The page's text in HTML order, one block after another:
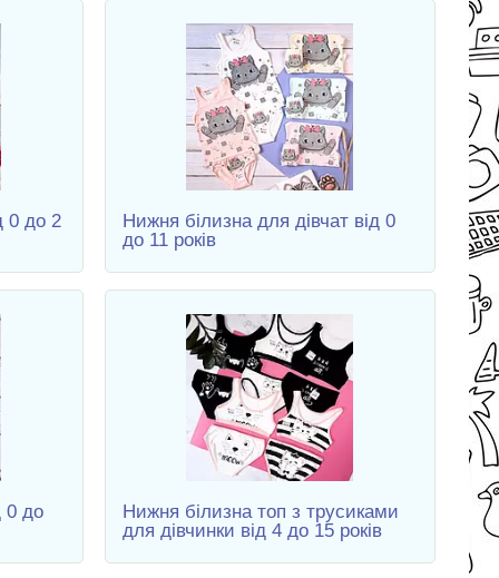
0 до 2
Нижня білизна для дівчат від 0
до 11 років
0 до
Нижня білизна топ з трусиками
для дівчинки від 4 до 15 років